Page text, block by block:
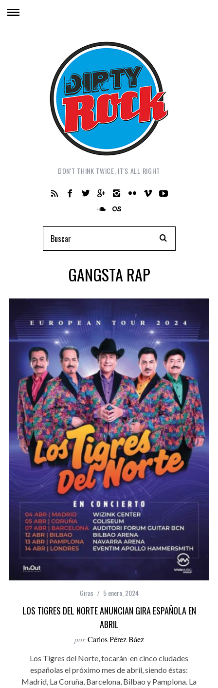
DON'T THINK TWICE, IT'S ALL RIGHT
GANGSTA RAP
Giras 5 enero, 2024
LOS TIGRES DEL NORTE ANUNCIAN GIRA ESPAÑOLA EN
ABRIL
por Carlos Pérez Báez
Los Tigres del Norte, tocarán en cinco ciudades
españolas el próximo mes de abril, siendo éstas:
Madrid, La Coruña, Barcelona, Bilbao y Pamplona. La